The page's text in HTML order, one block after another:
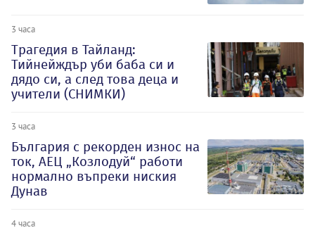
3 часа
Трагедия в Тайланд:
Тийнейждър уби баба си и
дядо си, а след това деца и
учители (СНИМКИ)
3 часа
България с рекорден износ на
ток, АЕЦ „Козлодуй“ работи
нормално въпреки ниския
Дунав
4 часа